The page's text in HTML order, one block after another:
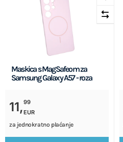
Maskica s MagSafeom za
Samsung Galaxy A57 - roza
11,99
EUR
za jednokratno plaćanje